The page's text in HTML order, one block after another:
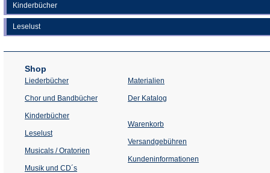
Kinderbücher
Leselust
Shop
Liederbücher
Chor und Bandbücher
Kinderbücher
Leselust
Musicals / Oratorien
Musik und CD´s
Materialien
Der Katalog
Warenkorb
Versandgebühren
Kundeninformationen